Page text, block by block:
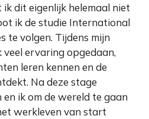
dit eigenlijk helemaal niet
ik de studie International
te volgen. Tijdens mijn
ervaring opgedaan,
leren kennen en de
Na deze stage
ik om de wereld te gaan
werkleven van start